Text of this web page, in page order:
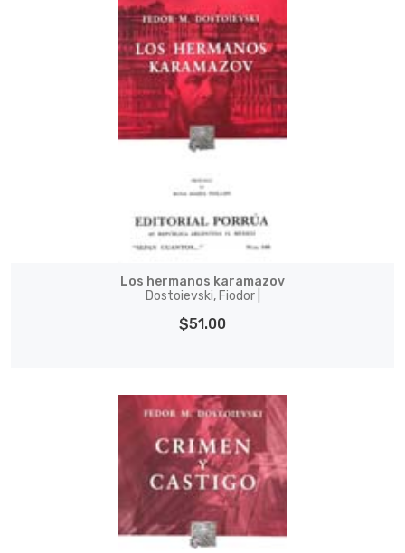
Los hermanos karamazov
Dostoievski, Fiodor |
$51.00